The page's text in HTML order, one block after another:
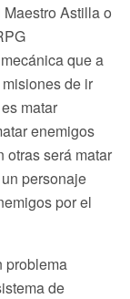
Astilla o
que a
de ir
matar
enemigos
otras será matar
personaje
por el
problema
de